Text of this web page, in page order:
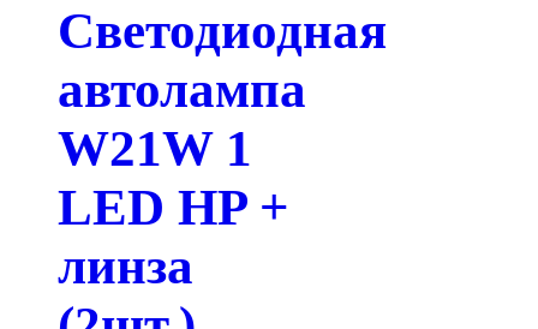
Светодиодная
автолампа
W21W 1
LED HP +
линза